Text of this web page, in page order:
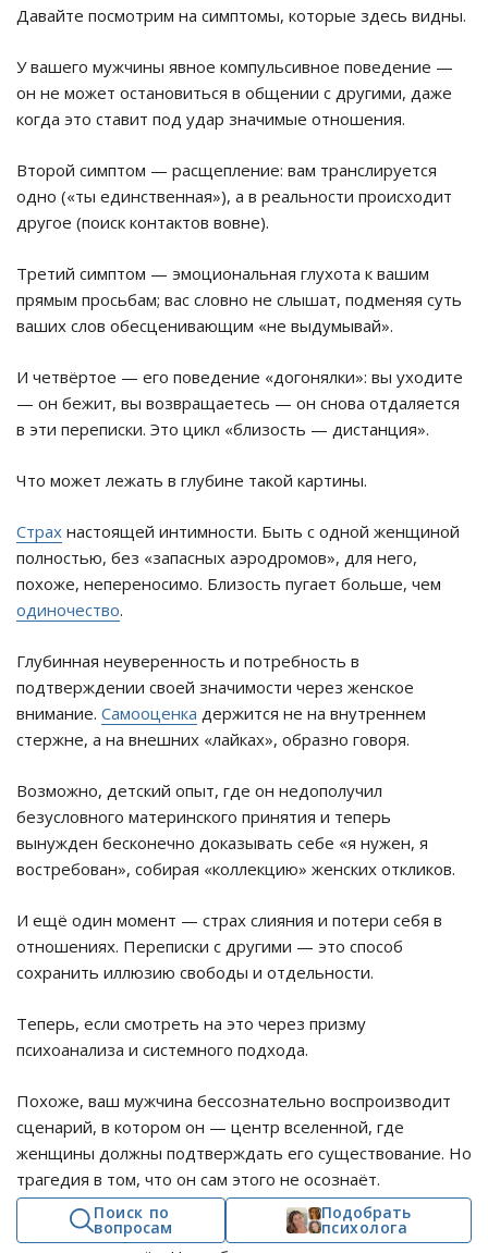
Поиск по
вопросам
Подобрать
психолога
Давайте посмотрим на симптомы, которые здесь видны.
У вашего мужчины явное компульсивное поведение —
он не может остановиться в общении с другими, даже
когда это ставит под удар значимые отношения.
Второй симптом — расщепление: вам транслируется
одно («ты единственная»), а в реальности происходит
другое (поиск контактов вовне).
Третий симптом — эмоциональная глухота к вашим
прямым просьбам; вас словно не слышат, подменяя суть
ваших слов обесценивающим «не выдумывай».
И четвёртое — его поведение «догонялки»: вы уходите
— он бежит, вы возвращаетесь — он снова отдаляется
в эти переписки. Это цикл «близость — дистанция».
Что может лежать в глубине такой картины.
Страх настоящей интимности. Быть с одной женщиной
полностью, без «запасных аэродромов», для него,
похоже, непереносимо. Близость пугает больше, чем
одиночество.
Глубинная неуверенность и потребность в
подтверждении своей значимости через женское
внимание. Самооценка держится не на внутреннем
стержне, а на внешних «лайках», образно говоря.
Возможно, детский опыт, где он недополучил
безусловного материнского принятия и теперь
вынужден бесконечно доказывать себе «я нужен, я
востребован», собирая «коллекцию» женских откликов.
И ещё один момент — страх слияния и потери себя в
отношениях. Переписки с другими — это способ
сохранить иллюзию свободы и отдельности.
Теперь, если смотреть на это через призму
психоанализа и системного подхода.
Похоже, ваш мужчина бессознательно воспроизводит
сценарий, в котором он — центр вселенной, где
женщины должны подтверждать его существование. Но
трагедия в том, что он сам этого не осознаёт.
Он может искренне верить в своюлюбовьк вам — и я